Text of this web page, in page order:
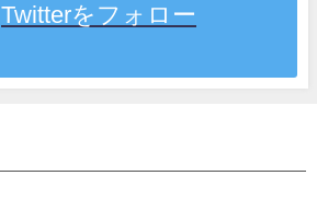
Twitterをフォロー